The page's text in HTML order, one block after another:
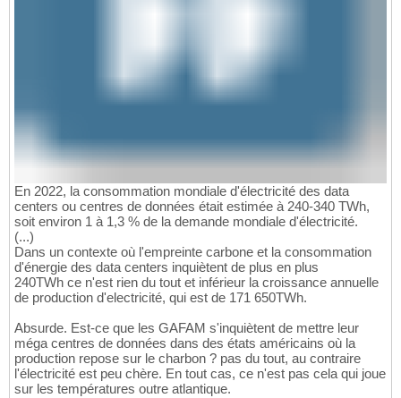
En 2022, la consommation mondiale d'électricité des data
centers ou centres de données était estimée à 240-340 TWh,
soit environ 1 à 1,3 % de la demande mondiale d'électricité.
(...)
Dans un contexte où l'empreinte carbone et la consommation
d'énergie des data centers inquiètent de plus en plus
240TWh ce n'est rien du tout et inférieur la croissance annuelle
de production d'electricité, qui est de 171 650TWh.
Absurde. Est-ce que les GAFAM s'inquiètent de mettre leur
méga centres de données dans des états américains où la
production repose sur le charbon ? pas du tout, au contraire
l'électricité est peu chère. En tout cas, ce n'est pas cela qui joue
sur les températures outre atlantique.